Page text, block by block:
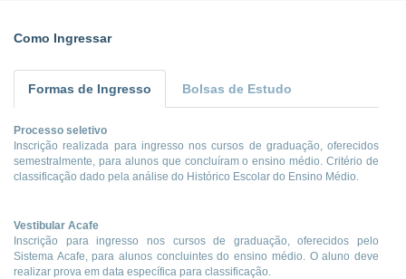
Como Ingressar
Formas de Ingresso Bolsas de Estudo
Processo seletivo
Inscrição realizada para ingresso nos cursos de graduação, oferecidos
semestralmente, para alunos que concluíram o ensino médio. Critério de
classificação dado pela análise do Histórico Escolar do Ensino Médio.
Vestibular Acafe
Inscrição para ingresso nos cursos de graduação, oferecidos pelo
Sistema Acafe, para alunos concluintes do ensino médio. O aluno deve
realizar prova em data específica para classificação.